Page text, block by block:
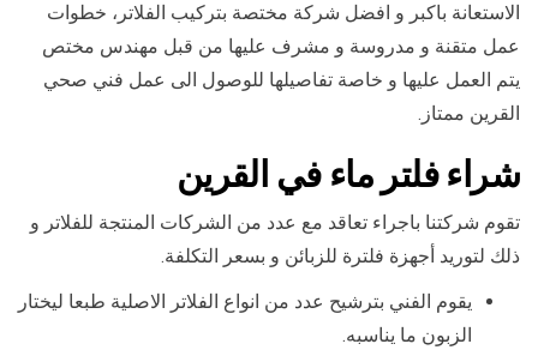
الاستعانة باكبر و افضل شركة مختصة بتركيب الفلاتر، خطوات
عمل متقنة و مدروسة و مشرف عليها من قبل مهندس مختص
يتم العمل عليها و خاصة تفاصيلها للوصول الى عمل فني صحي
القرين ممتاز.
شراء فلتر ماء في القرين
تقوم شركتنا باجراء تعاقد مع عدد من الشركات المنتجة للفلاتر و
ذلك لتوريد أجهزة فلترة للزبائن و بسعر التكلفة.
يقوم الفني بترشيح عدد من انواع الفلاتر الاصلية طبعا ليختار
الزبون ما يناسبه.